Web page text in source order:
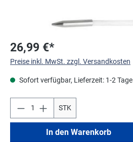
26,99 €*
Preise inkl. MwSt. zzgl. Versandkosten
Sofort verfügbar, Lieferzeit: 1-2 Tage
STK
In den Warenkorb